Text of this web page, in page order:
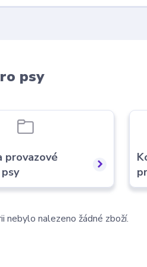
psy
provazové
nebylo nalezeno žádné zboží.